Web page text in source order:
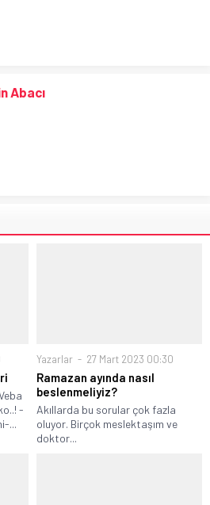
Abacı
-
...
Yazarlar 27 Mart 2023 00:30
Ramazan ayında nasıl
beslenmeliyiz?
Akıllarda bu sorular çok fazla
oluyor. Birçok meslektaşım ve
doktor...